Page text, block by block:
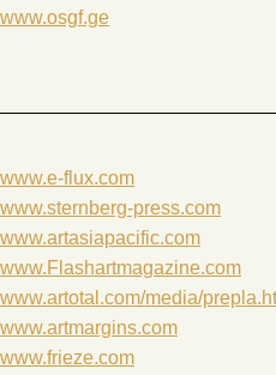
www.osgf.ge
www.e-flux.com
www.sternberg-press.com
www.artasiapacific.com
www.Flashartmagazine.com
www.artotal.com/media/
www.artmargins.com
www.frieze.com